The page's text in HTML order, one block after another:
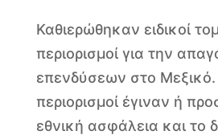
Καθιερώθηκαν ειδικοί
περιορισμοί για την
επενδύσεων στο Μεξικό.
περιορισμοί έγιναν ή
εθνική ασφάλεια και το